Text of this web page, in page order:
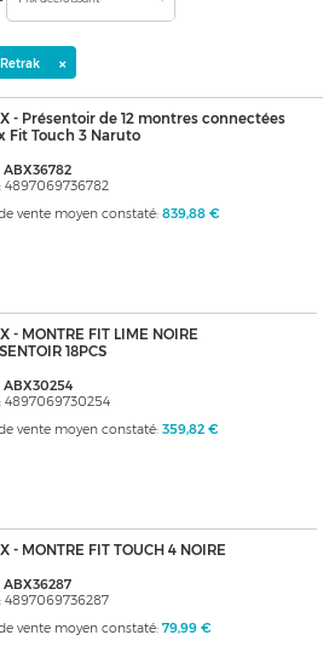
×
- Présentoir de 12 montres connectées
Fit Touch 3 Naruto
ABX36782
4897069736782
vente moyen constaté: 839,88 €
- MONTRE FIT LIME NOIRE
18PCS
ABX30254
4897069730254
vente moyen constaté: 359,82 €
- MONTRE FIT TOUCH 4 NOIRE
ABX36287
4897069736287
vente moyen constaté: 79,99 €